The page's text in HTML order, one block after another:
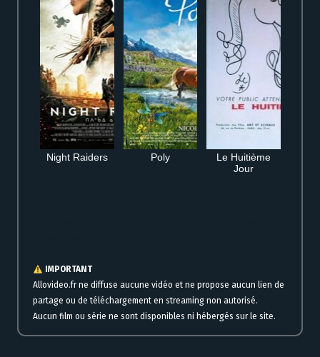
Night Raiders Poly
Le Huitième
Jour
IMPORTANT
Allovideo.fr ne diffuse aucune vidéo et ne propose aucun lien de
partage ou de téléchargement en streaming non autorisé.
Aucun film ou série ne sont disponibles ni hébergés sur le site.